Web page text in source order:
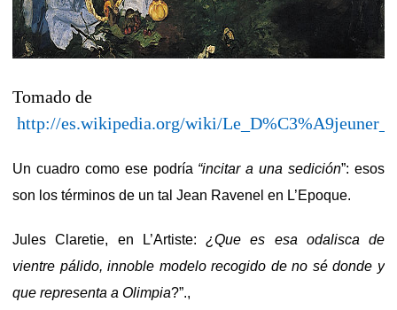
Tomado de
http://es.wikipedia.org/wiki/
Un cuadro como ese podría “incitar a una sedición”: esos
son los términos de un tal Jean Ravenel en L’Epoque.
Jules Claretie, en L’Artiste: ¿Que es esa odalisca de
vientre pálido, innoble modelo recogido de no sé donde y
que representa a Olimpia?”.,